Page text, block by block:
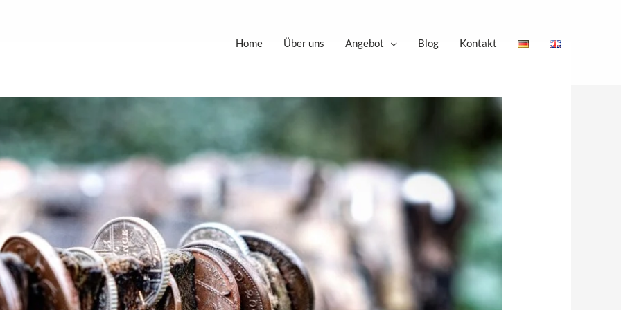
Home Über uns Angebot Blog Kontakt